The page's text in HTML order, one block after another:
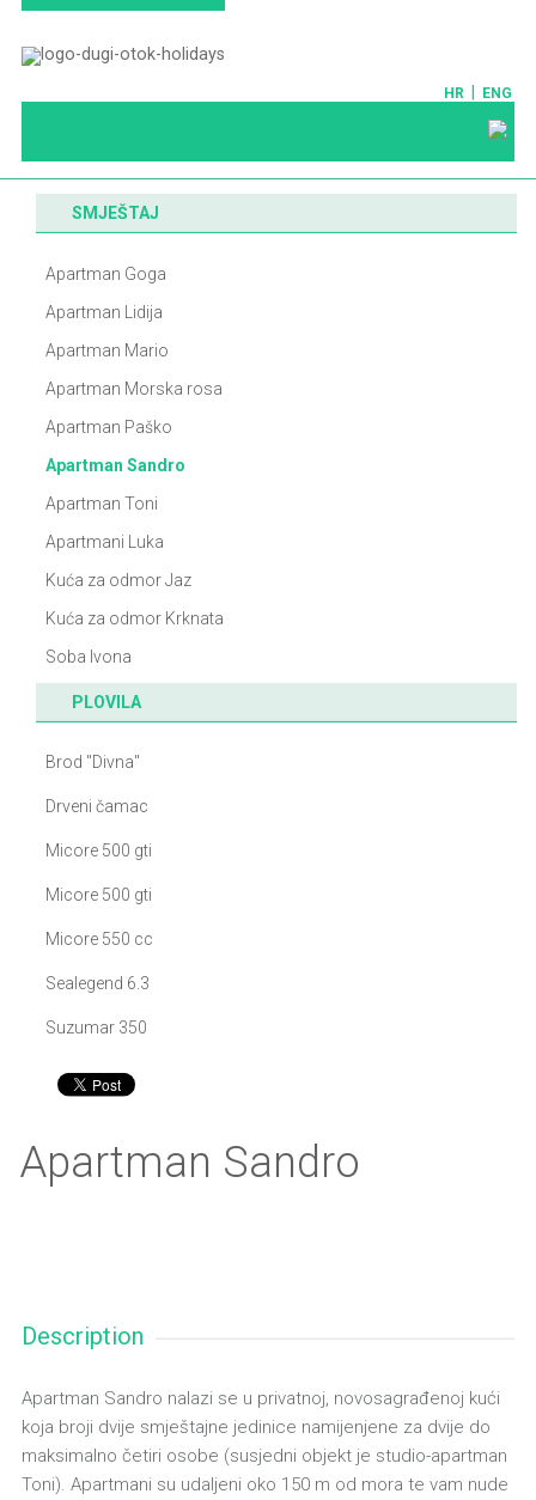
HR ENG
Apartman Sandro
Description
Apartman Sandro nalazi se u privatnoj, novosagrađenoj kući
koja broji dvije smještajne jedinice namijenjene za dvije do
maksimalno četiri osobe (susjedni objekt je studio-apartman
Toni). Apartmani su udaljeni oko 150 m od mora te vam nude
SMJEŠTAJ
Apartman Goga
Apartman Lidija
Apartman Mario
Apartman Morska rosa
Apartman Paško
Apartman Sandro
Apartman Toni
Apartmani Luka
Kuća za odmor Jaz
Kuća za odmor Krknata
Soba Ivona
PLOVILA
Brod "Divna"
Drveni čamac
Micore 500 gti
Micore 500 gti
Micore 550 cc
Sealegend 6.3
Suzumar 350